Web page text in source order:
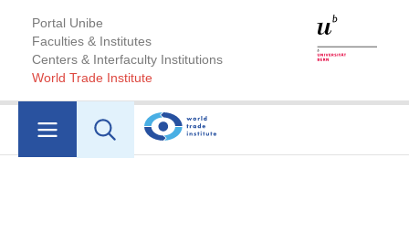
Portal Unibe
Faculties & Institutes
Centers & Interfaculty Institutions
World Trade Institute